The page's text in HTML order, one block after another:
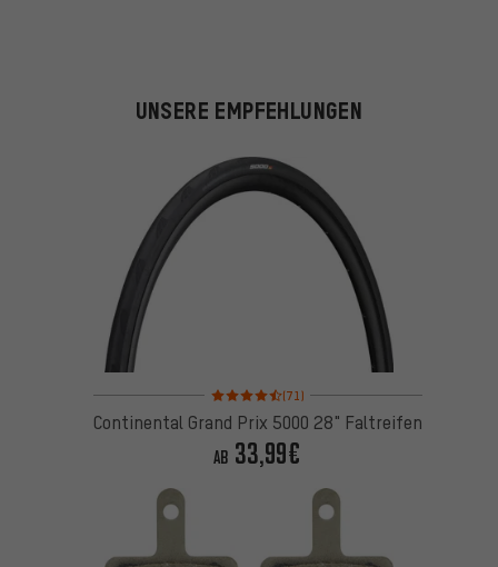
UNSERE EMPFEHLUNGEN
Bewertungen: 4,5 von 5 basierend auf 71
(71)
Continental Grand Prix 5000 28" Faltreifen
AB 33,99€